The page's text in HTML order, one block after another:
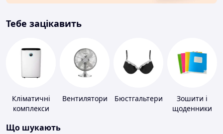
Тебе зацікавить
Кліматичні
комплекси
Вентилятори Бюстгальтери
Зошити і
щоденники
Що шукають